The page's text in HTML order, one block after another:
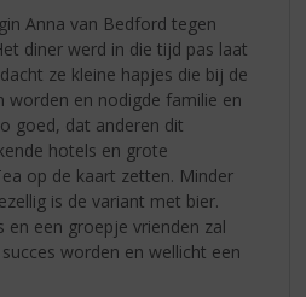
Anna van Bedford tegen
diner werd in die tijd pas laat
ze kleine hapjes die bij de
worden en nodigde familie en
goed, dat anderen dit
hotels en grote
op de kaart zetten. Minder
is de variant met bier.
een groepje vrienden zal
worden en wellicht een